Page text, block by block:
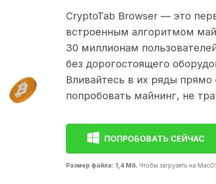
CryptoTab Browser — это
встроенным алгоритмом
30 миллионам
без дорогостоящего
Вливайтесь в их ряды
попробовать майнинг, не
ПОПРОБОВАТЬ СЕЙЧАС
Размер файла: 1,4 Мб. Чтобы загрузить на